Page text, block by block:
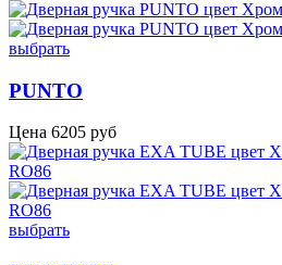
выбрать
PUNTO
Цена 6205 руб
выбрать